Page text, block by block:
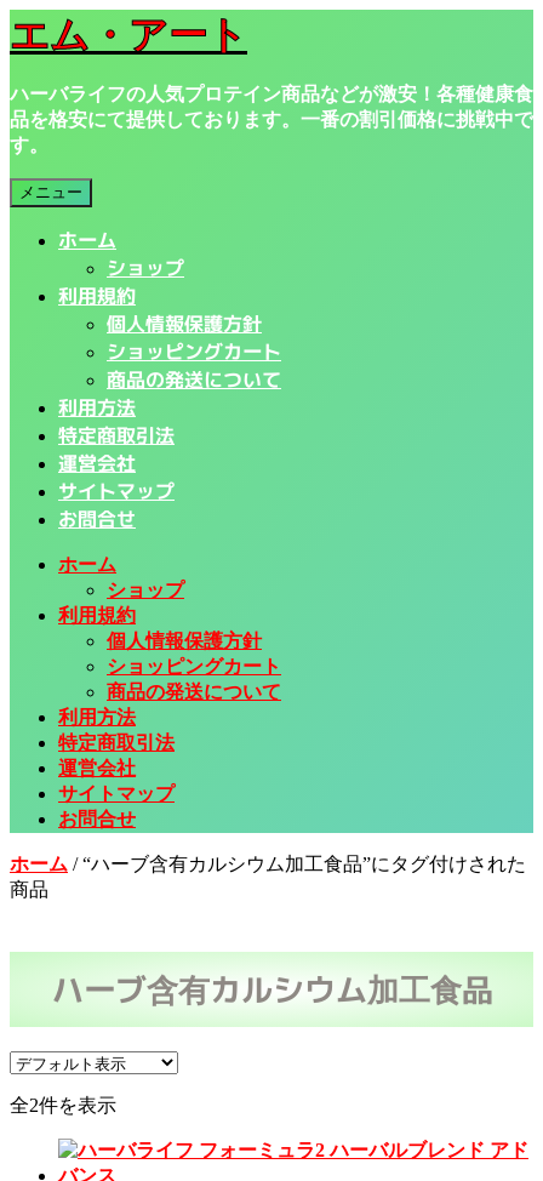
ナ
ビ
ー
シ
ョ
へ
コ
ン
ン
ツ
へ
キ
エム・アート
ハーバライフの人気プロテイン商品などが激安！各種健康食
品を格安にて提供しております。一番の割引価格に挑戦中で
す。
メニュー
ホーム
ショップ
利用規約
個人情報保護方針
ショッピングカート
商品の発送について
利用方法
特定商取引法
運営会社
サイトマップ
お問合せ
ホーム
ショップ
利用規約
個人情報保護方針
ショッピングカート
商品の発送について
利用方法
特定商取引法
運営会社
サイトマップ
お問合せ
ホーム /“ハーブ含有カルシウム加工食品”にタグ付けされた
商品
ハーブ含有カルシウム加工食品
全2件を表示